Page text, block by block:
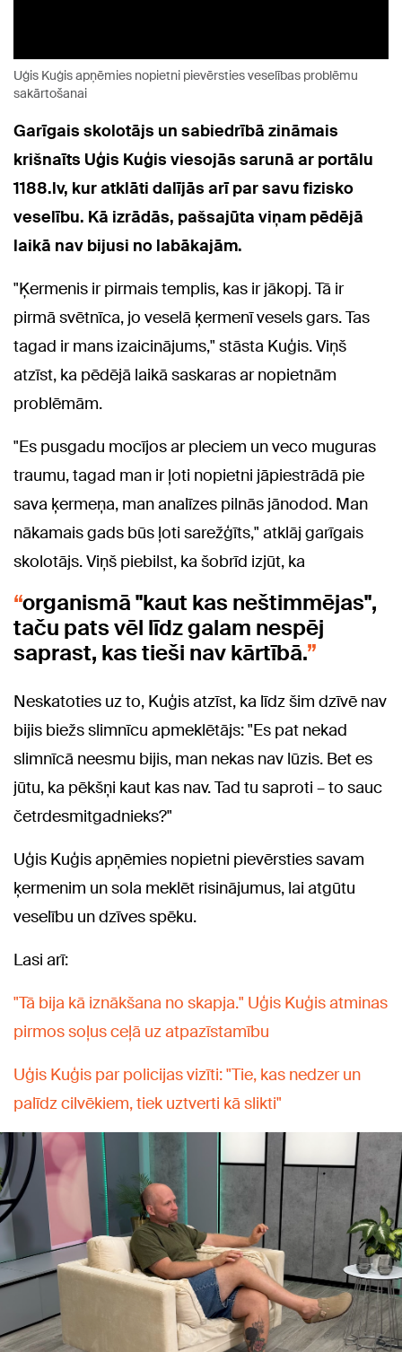
Uģis Kuģis apņēmies nopietni pievērsties veselības problēmu
sakārtošanai
Garīgais skolotājs un sabiedrībā zināmais
krišnaīts Uģis Kuģis viesojās sarunā ar portālu
1188.lv, kur atklāti dalījās arī par savu fizisko
veselību. Kā izrādās, pašsajūta viņam pēdējā
laikā nav bijusi no labākajām.
"Ķermenis ir pirmais templis, kas ir jākopj. Tā ir
pirmā svētnīca, jo veselā ķermenī vesels gars. Tas
tagad ir mans izaicinājums," stāsta Kuģis. Viņš
atzīst, ka pēdējā laikā saskaras ar nopietnām
problēmām.
"Es pusgadu mocījos ar pleciem un veco muguras
traumu, tagad man ir ļoti nopietni jāpiestrādā pie
sava ķermeņa, man analīzes pilnās jānodod. Man
nākamais gads būs ļoti sarežģīts," atklāj garīgais
skolotājs. Viņš piebilst, ka šobrīd izjūt, ka
organismā "kaut kas neštimmējas",
taču pats vēl līdz galam nespēj
saprast, kas tieši nav kārtībā.
Neskatoties uz to, Kuģis atzīst, ka līdz šim dzīvē nav
bijis biežs slimnīcu apmeklētājs: "Es pat nekad
slimnīcā neesmu bijis, man nekas nav lūzis. Bet es
jūtu, ka pēkšņi kaut kas nav. Tad tu saproti – to sauc
četrdesmitgadnieks?"
Uģis Kuģis apņēmies nopietni pievērsties savam
ķermenim un sola meklēt risinājumus, lai atgūtu
veselību un dzīves spēku.
Lasi arī:
"Tā bija kā iznākšana no skapja." Uģis Kuģis atminas
pirmos soļus ceļā uz atpazīstamību
Uģis Kuģis par policijas vizīti: "Tie, kas nedzer un
palīdz cilvēkiem, tiek uztverti kā slikti"